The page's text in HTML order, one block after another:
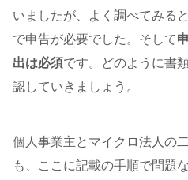
いましたが、よく調べてみる
で申告が必要でした。そして
出は必須です。どのように書
認していきましょう。
個人事業主とマイクロ法人の
も、ここに記載の手順で問題